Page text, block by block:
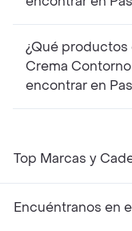
¿Qué productos
Crema
encontrar en
Top Marcas y
Encuéntranos en